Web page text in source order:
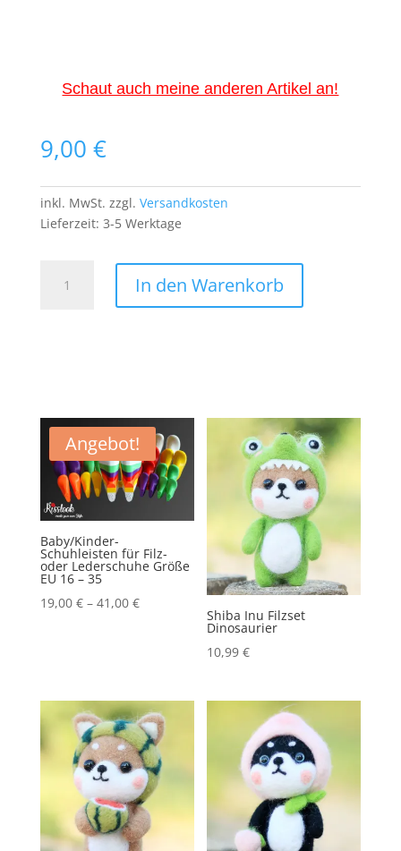
Schaut auch meine anderen Artikel an!
9,00 €
inkl. MwSt. zzgl. Versandkosten
Lieferzeit: 3-5 Werktage
Kleine
Film
Buch
Menge
In den Warenkorb
Angebot!
Baby/Kinder-
Schuhleisten für Filz-
oder Lederschuhe Größe
EU 16 – 35
19,00 €– 41,00 €
Shiba Inu Filzset
Dinosaurier
10,99€